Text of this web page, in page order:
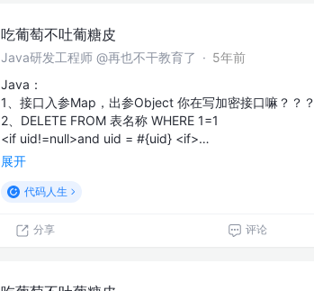
吃葡萄不吐葡糖皮
Java研发工程师 @再也不干教育了 · 5年前
Java：
1、接口入参Map，出参Object 你在写加密接口嘛？？？
2、DELETE FROM 表名称 WHERE 1=1
<if uid!=null>and uid = #{uid} <if>…
展开
代码人生
分享 评论